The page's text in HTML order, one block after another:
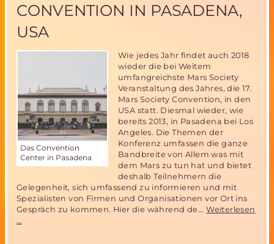
bemannte
CONVENTION IN PASADENA,
USA
Das Convention
Center in Pasadena
Wie jedes Jahr findet auch 2018
wieder die bei Weitem
umfangreichste Mars Society
Veranstaltung des Jahres, die 17.
Mars Society Convention, in den
USA statt. Diesmal wieder, wie
bereits 2013, in Pasadena bei Los
Angeles. Die Themen der
Konferenz umfassen die ganze
Bandbreite von Allem was mit
dem Mars zu tun hat und bietet
deshalb Teilnehmern die
Gelegenheit, sich umfassend zu informieren und mit
Spezialisten von Firmen und Organisationen vor Ort ins
Gespräch zu kommen. Hier die während de...Weiterlesen
…